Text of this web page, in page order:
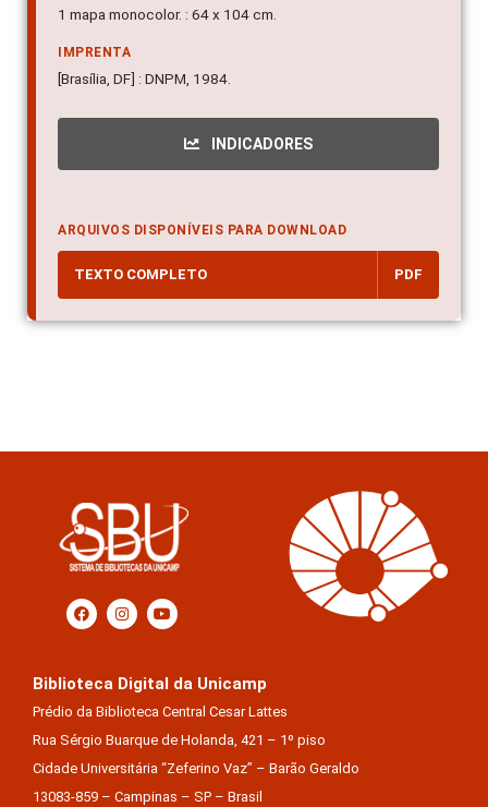
1 mapa monocolor. : 64 x 104 cm.
IMPRENTA
[Brasília, DF] : DNPM, 1984.
INDICADORES
ARQUIVOS DISPONÍVEIS PARA DOWNLOAD
TEXTO COMPLETO PDF
Biblioteca Digital da Unicamp
Prédio da Biblioteca Central Cesar Lattes
Rua Sérgio Buarque de Holanda, 421 – 1º piso
Cidade Universitária “Zeferino Vaz” – Barão Geraldo
13083-859 – Campinas – SP – Brasil